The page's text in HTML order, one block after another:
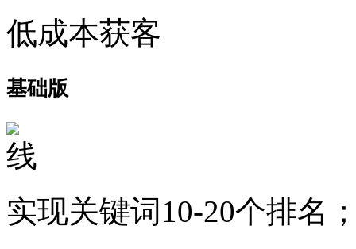
低成本获客
基础版
实现关键词10-20个排名